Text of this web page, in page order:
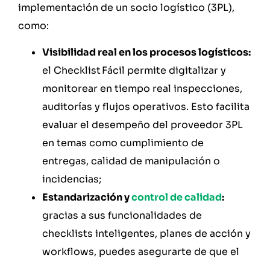
implementación de un socio logístico (3PL),
como:
Visibilidad real en los procesos logísticos:
el Checklist Fácil permite digitalizar y
monitorear en tiempo real inspecciones,
auditorías y flujos operativos. Esto facilita
evaluar el desempeño del proveedor 3PL
en temas como cumplimiento de
entregas, calidad de manipulación o
incidencias;
Estandarización ycontrol de calidad:
gracias a sus funcionalidades de
checklists inteligentes, planes de acción y
workflows, puedes asegurarte de que el